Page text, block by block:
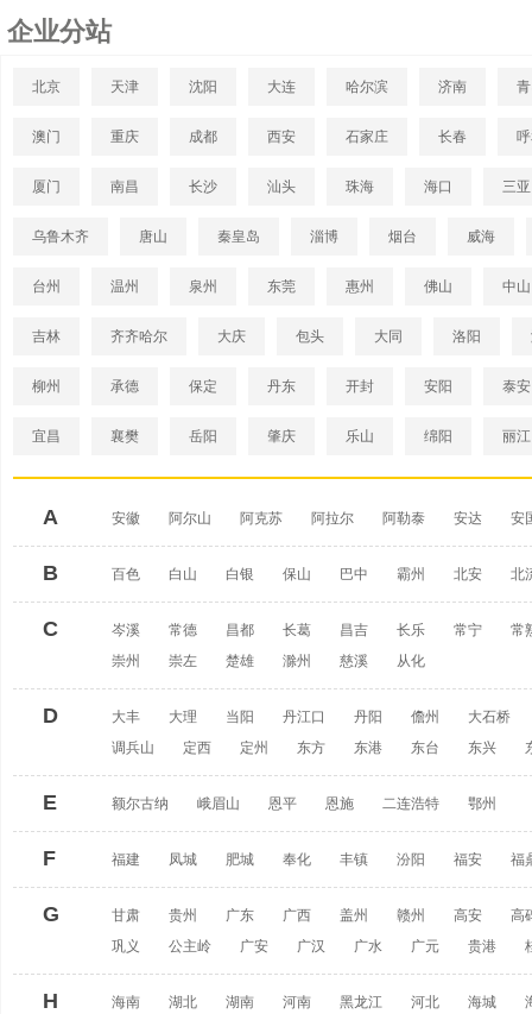
企业分站
北京 天津 沈阳 大连 哈尔滨 济南
澳门 重庆 成都 西安 石家庄 长春
厦门 南昌 长沙 汕头 珠海 海口 三亚
乌鲁木齐 唐山 秦皇岛 淄博 烟台 威海
台州 温州 泉州 东莞 惠州 佛山 中山
吉林 齐齐哈尔 大庆 包头 大同 洛阳
柳州 承德 保定 丹东 开封 安阳 泰安
宜昌 襄樊 岳阳 肇庆 乐山 绵阳 丽江
A 安徽 阿尔山 阿克苏 阿拉尔 阿勒泰 安达 安
B 百色 白山 白银 保山 巴中 霸州 北安 北
C 岑溪 常德 昌都 长葛 昌吉 长乐 常宁
常
崇州
崇左 楚雄 滁州 慈溪 从化
D 大丰 大理 当阳 丹江口 丹阳 儋州
大石桥
调兵山
定西 定州 东方 东港 东台 东兴
E 额尔古纳 峨眉山 恩平 恩施 二连浩特 鄂州
F 福建 凤城 肥城 奉化 丰镇 汾阳 福安 福
G 甘肃 贵州 广东 广西 盖州 赣州 高安
高
巩义
公主岭 广安 广汉 广水 广元 贵港
H 海南 湖北 湖南 河南 黑龙江 河北 海城